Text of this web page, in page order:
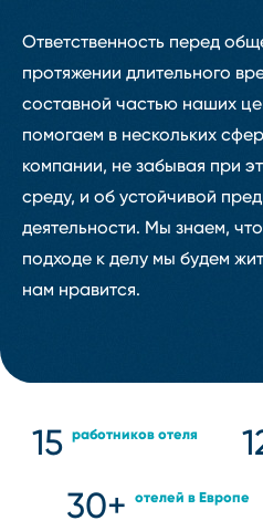
Ответственность перед
протяжении длительного
составной частью наших
помогаем в нескольких
компании, не забывая при
среду, и об устойчивой
деятельности. Мы знаем,
подходе к делу мы будем
нам нравится.
15 работников отеля
30+ отелей в Европе